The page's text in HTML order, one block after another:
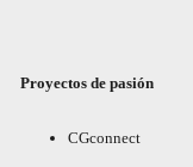
Proyectos de pasión
CGconnect